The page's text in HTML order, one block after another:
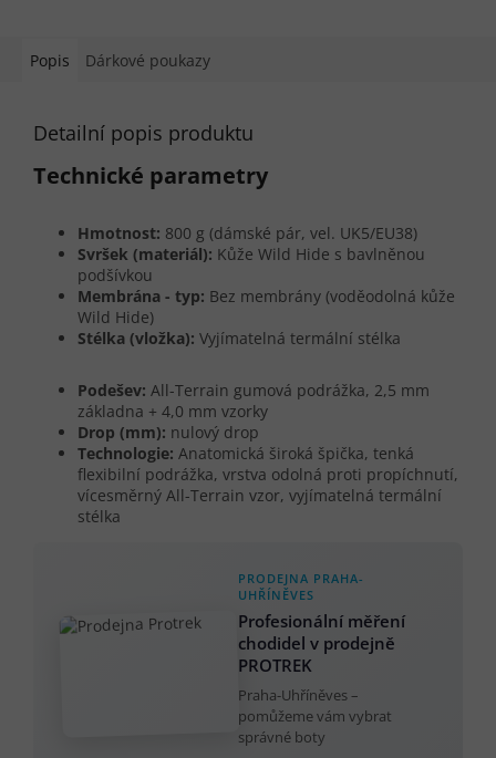
Popis Dárkové poukazy
Detailní popis produktu
Technické parametry
Hmotnost: 800 g (dámské pár, vel. UK5/EU38)
Svršek (materiál): Kůže Wild Hide s bavlněnou
podšívkou
Membrána - typ: Bez membrány (voděodolná kůže
Wild Hide)
Stélka (vložka): Vyjímatelná termální stélka
Podešev: All-Terrain gumová podrážka, 2,5 mm
základna + 4,0 mm vzorky
Drop (mm): nulový drop
Technologie: Anatomická široká špička, tenká
flexibilní podrážka, vrstva odolná proti propíchnutí,
vícesměrný All-Terrain vzor, vyjímatelná termální
stélka
PRODEJNA PRAHA-
UHŘÍNĚVES
Profesionální měření
chodidel v prodejně
PROTREK
Praha-Uhříněves –
pomůžeme vám vybrat
správné boty